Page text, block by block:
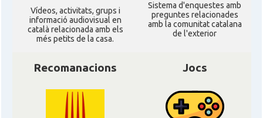
Ví­deos, activitats, grups i
informació audiovisual en
català relacionada amb els
més petits de la casa.
Sistema d'enquestes amb
preguntes relacionades
amb la comunitat catalana
de l'exterior
Recomanacions Jocs